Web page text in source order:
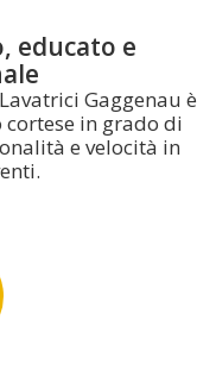
educato e
Gaggenau è
in grado di
e velocità in